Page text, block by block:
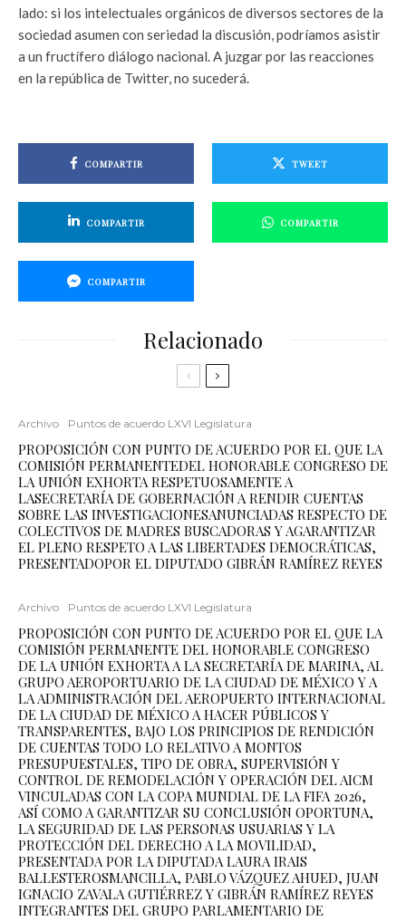
lado: si los intelectuales orgánicos de diversos sectores de la
sociedad asumen con seriedad la discusión, podríamos asistir
a un fructífero diálogo nacional. A juzgar por las reacciones
en la república de Twitter, no sucederá.
COMPARTIR TWEET
COMPARTIR COMPARTIR
COMPARTIR
Relacionado
Archivo Puntos de acuerdo LXVI Legislatura
PROPOSICIÓN CON PUNTO DE ACUERDO POR EL QUE LA
COMISIÓN PERMANENTEDEL HONORABLE CONGRESO DE
LA UNIÓN EXHORTA RESPETUOSAMENTE A
LASECRETARÍA DE GOBERNACIÓN A RENDIR CUENTAS
SOBRE LAS INVESTIGACIONESANUNCIADAS RESPECTO DE
COLECTIVOS DE MADRES BUSCADORAS Y AGARANTIZAR
EL PLENO RESPETO A LAS LIBERTADES DEMOCRÁTICAS,
PRESENTADOPOR EL DIPUTADO GIBRÁN RAMÍREZ REYES
Archivo Puntos de acuerdo LXVI Legislatura
PROPOSICIÓN CON PUNTO DE ACUERDO POR EL QUE LA
COMISIÓN PERMANENTE DEL HONORABLE CONGRESO
DE LA UNIÓN EXHORTA A LA SECRETARÍA DE MARINA, AL
GRUPO AEROPORTUARIO DE LA CIUDAD DE MÉXICO Y A
LA ADMINISTRACIÓN DEL AEROPUERTO INTERNACIONAL
DE LA CIUDAD DE MÉXICO A HACER PÚBLICOS Y
TRANSPARENTES, BAJO LOS PRINCIPIOS DE RENDICIÓN
DE CUENTAS TODO LO RELATIVO A MONTOS
PRESUPUESTALES, TIPO DE OBRA, SUPERVISIÓN Y
CONTROL DE REMODELACIÓN Y OPERACIÓN DEL AICM
VINCULADAS CON LA COPA MUNDIAL DE LA FIFA 2026,
ASÍ COMO A GARANTIZAR SU CONCLUSIÓN OPORTUNA,
LA SEGURIDAD DE LAS PERSONAS USUARIAS Y LA
PROTECCIÓN DEL DERECHO A LA MOVILIDAD,
PRESENTADA POR LA DIPUTADA LAURA IRAIS
BALLESTEROSMANCILLA, PABLO VÁZQUEZ AHUED, JUAN
IGNACIO ZAVALA GUTIÉRREZ Y GIBRÁN RAMÍREZ REYES
INTEGRANTES DEL GRUPO PARLAMENTARIO DE